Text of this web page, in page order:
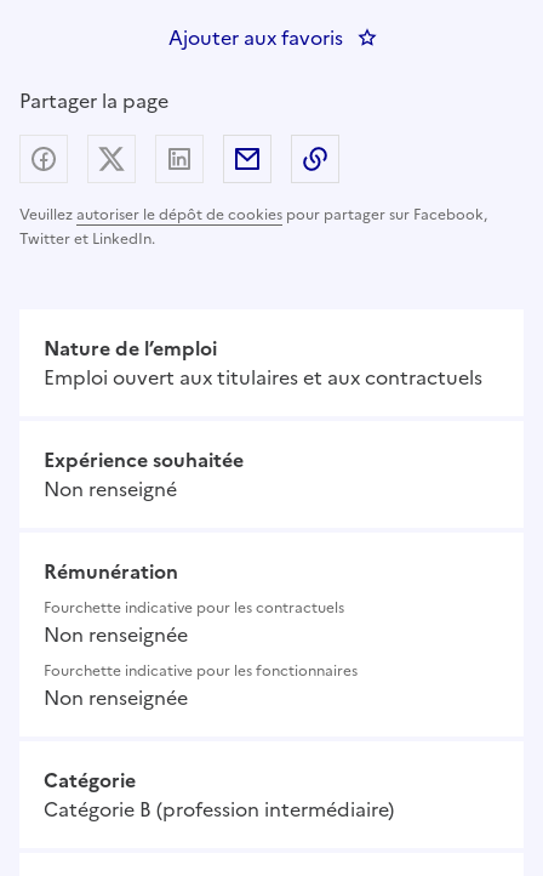
Ajouter aux favoris : LPS Paris - DIP -
Partager la page
Veuillezautoriser le dépôt de cookies pour partager sur Facebook,
Twitter et LinkedIn.
Partager sur Facebook
Partager sur X (anciennement Twitter) -
Partager sur LinkedIn
Partager par email
Nature de l’emploi
Emploi ouvert aux titulaires et aux contractuels
Expérience souhaitée
Non renseigné
Rémunération
Fourchette indicative pour les contractuels
Non renseignée
Fourchette indicative pour les fonctionnaires
Non renseignée
Catégorie
Catégorie B (profession intermédiaire)